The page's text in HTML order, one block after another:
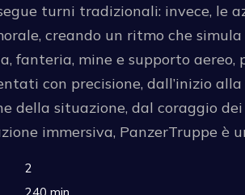
turni tradizionali: invece, le
creando un ritmo che
fanteria, mine e supporto aereo,
con precisione, dall’inizio
della situazione, dal coraggio
immersiva, PanzerTruppe
2
240 min